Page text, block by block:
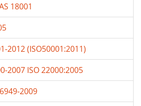
18001
2012 (ISO50001:2011)
2007 ISO 22000:2005
2009